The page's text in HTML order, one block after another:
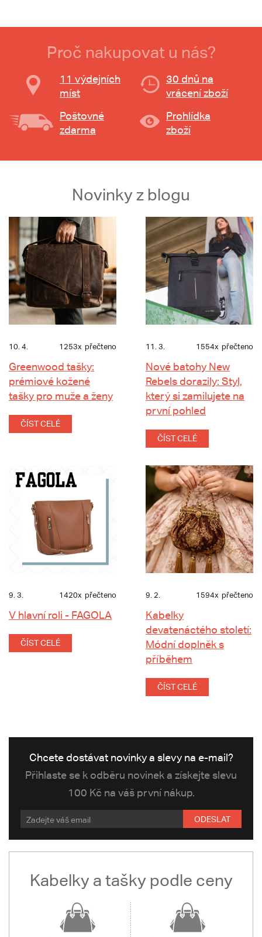
Proč nakupovat u nás?
11 výdejních
míst
30 dnů na
vrácení zboží
Poštovné
zdarma
Prohlídka
zboží
Novinky z blogu
10. 4. 1253x přečteno
Greenwood tašky:
prémiové kožené
tašky pro muže a ženy
ČÍST CELÉ
11. 3. 1554x přečteno
Nové batohy New
Rebels dorazily: Styl,
který si zamilujete na
první pohled
ČÍST CELÉ
9. 3. 1420x přečteno
V hlavní roli - FAGOLA
ČÍST CELÉ
9. 2. 1594x přečteno
Kabelky
devatenáctého století:
Módní doplněk s
příběhem
ČÍST CELÉ
Chcete dostávat novinky a slevy na e-mail?
Přihlaste se k odběru novinek a získejte slevu
100 Kč na váš první nákup.
ODESLAT
Kabelky a tašky podle ceny